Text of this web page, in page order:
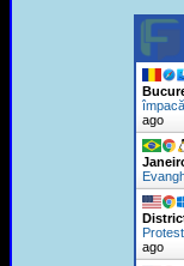
ago
ago